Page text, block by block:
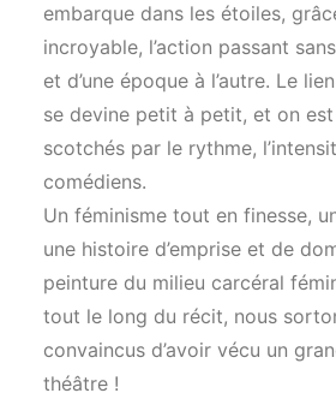
embarque dans les étoiles,
incroyable, l’action passant
et d’une époque à l’autre. Le
se devine petit à petit, et on
scotchés par le rythme,
comédiens.
Un féminisme tout en finesse,
une histoire d’emprise et de
peinture du milieu carcéral
tout le long du récit, nous
convaincus d’avoir vécu un
théâtre !